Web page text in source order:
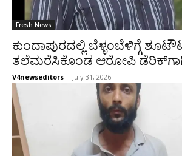
Fresh News
ಕುಂದಾಪುರದಲ್ಲಿ ಬೆಳ್ಳಂಬೆಳಿಗ್ಗೆ
ತಲೆಮರೆಸಿಕೊಂಡ ಆರೋಪಿ
V4newseditors - July 31, 2026